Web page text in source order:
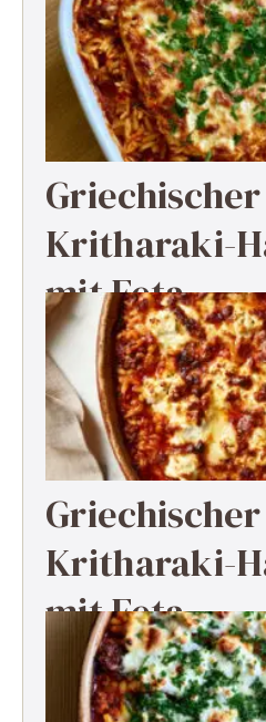
Griechischer
Kritharaki-
mit Feta
Griechischer
Kritharaki-
mit Feta